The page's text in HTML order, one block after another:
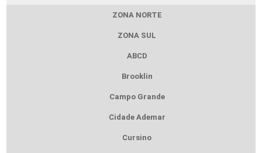
ZONA NORTE
ZONA SUL
ABCD
Brooklin
Campo Grande
Cidade Ademar
Cursino